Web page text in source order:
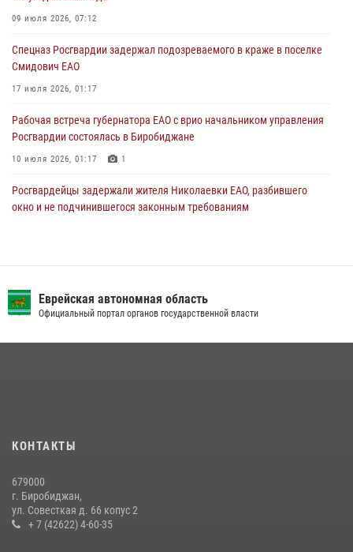
Правила приобретения нарезного оружия изменены: минимальный
стаж владения сокращён до трёх лет
09 июля 2026, 07:12
Спецназ Росгвардии задержал подозреваемого в краже в поселке
Смидович ЕАО
17 июля 2026, 01:17
Рабочая встреча губернатора ЕАО с врио начальником управления
Росгвардии состоялась в Биробиджане
10 июля 2026, 01:17 1
Росгвардейцы задержали жителя Николаевки ЕАО, разбившего
окно и не подчинившегося законным требованиям
21 июля 2026, 04:18
рамках акции «Каникулы с Росгвардией»
15 июля 2026, 07:12
гражданского оружия
31 июля 2026, 01:48
Еврейская автономная область
Официальный портал органов государственной власти
КОНТАКТЫ
679000
г. Биробиджан,
ул. Совесткая д. 66 копус 2
+ 7 (42622) 4-60-35